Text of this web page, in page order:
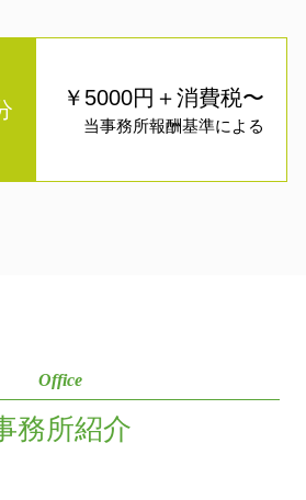
￥5000円＋消費税〜
当事務所報酬基準による
Office
務所紹介